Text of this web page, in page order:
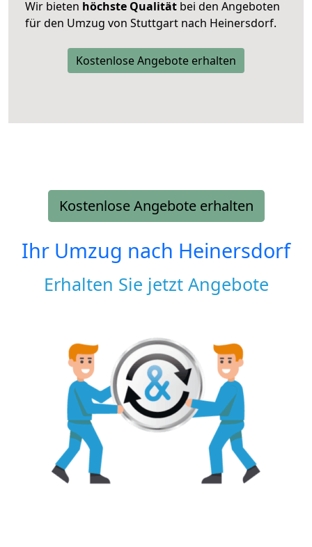
Wir bieten höchste Qualität bei den Angeboten
für den Umzug von Stuttgart nach Heinersdorf.
Kostenlose Angebote erhalten
Kostenlose Angebote erhalten
Ihr Umzug nach Heinersdorf
Erhalten Sie jetzt Angebote